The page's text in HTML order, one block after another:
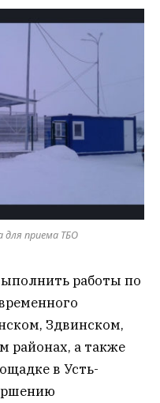
для приема ТБО
работы по
Здвинском,
районах, а также
в Усть-